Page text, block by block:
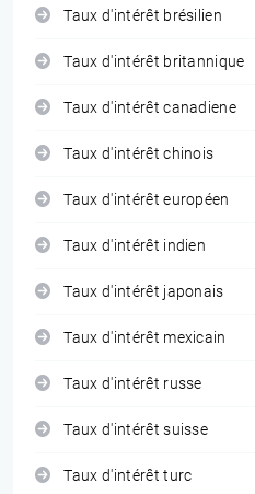
Taux d'intérêt brésilien
Taux d'intérêt britannique
Taux d'intérêt canadiene
Taux d'intérêt chinois
Taux d'intérêt européen
Taux d'intérêt indien
Taux d'intérêt japonais
Taux d'intérêt mexicain
Taux d'intérêt russe
Taux d'intérêt suisse
Taux d'intérêt turc